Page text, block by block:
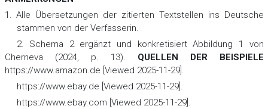
1. Alle Übersetzungen der zitierten Textstellen ins Deutsche
stammen von der Verfasserin.
2. Schema 2 ergänzt und konkretisiert Abbildung 1 von
Cherneva (2024, р. 13). QUELLEN DER BEISPIELE
https://www.amazon.de [Viewed 2025-11-29].
https://www.ebay.de [Viewed 2025-11-29].
https://www.ebay.com [Viewed 2025-11-29].